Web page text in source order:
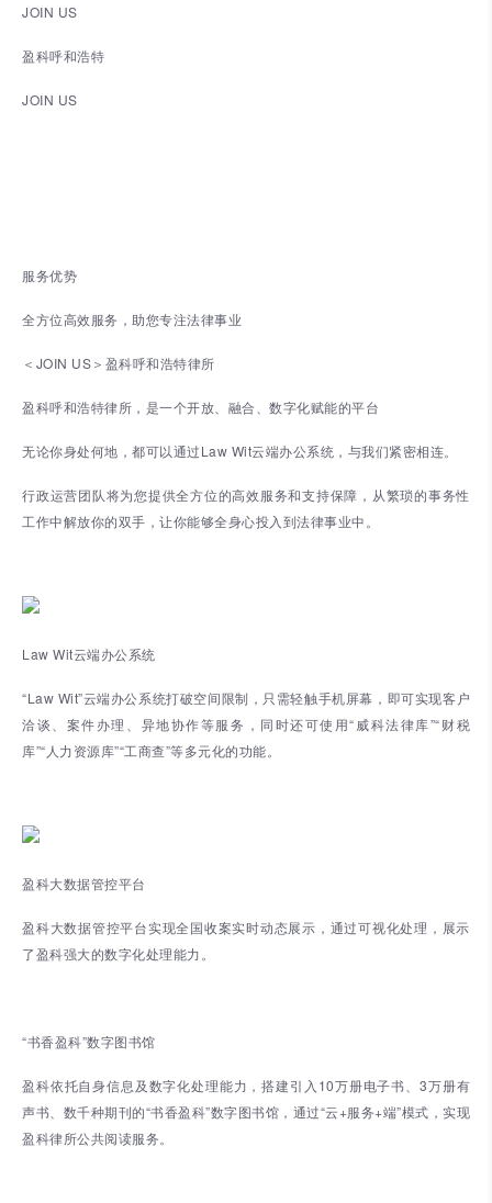
JOIN US
盈科呼和浩特
JOIN US
服务优势
全方位高效服务，助您专注法律事业
＜JOIN US＞盈科呼和浩特律所
盈科呼和浩特律所，是一个开放、融合、数字化赋能的平台
无论你身处何地，都可以通过Law Wit云端办公系统，与我们紧密相连。
行政运营团队将为您提供全方位的高效服务和支持保障，从繁琐的事务性
工作中解放你的双手，让你能够全身心投入到法律事业中。
Law Wit云端办公系统
“Law Wit”云端办公系统打破空间限制，只需轻触手机屏幕，即可实现客户
洽谈、案件办理、异地协作等服务，同时还可使用“威科法律库”“财税
库”“人力资源库”“工商查”等多元化的功能。
盈科大数据管控平台
盈科大数据管控平台实现全国收案实时动态展示，通过可视化处理，展示
了盈科强大的数字化处理能力。
“书香盈科”数字图书馆
盈科依托自身信息及数字化处理能力，搭建引入10万册电子书、3万册有
声书、数千种期刊的“书香盈科”数字图书馆，通过“云+服务+端”模式，实现
盈科律所公共阅读服务。